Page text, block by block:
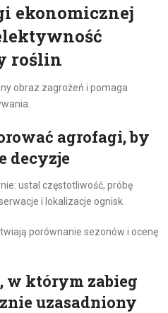
ekonomicznej
roślin
obraz zagrożeń i pomaga
agrofagi, by
decyzje
ustal częstotliwość, próbę
i lokalizacje ognisk.
porównanie sezonów i ocenę
w którym zabieg
uzasadniony